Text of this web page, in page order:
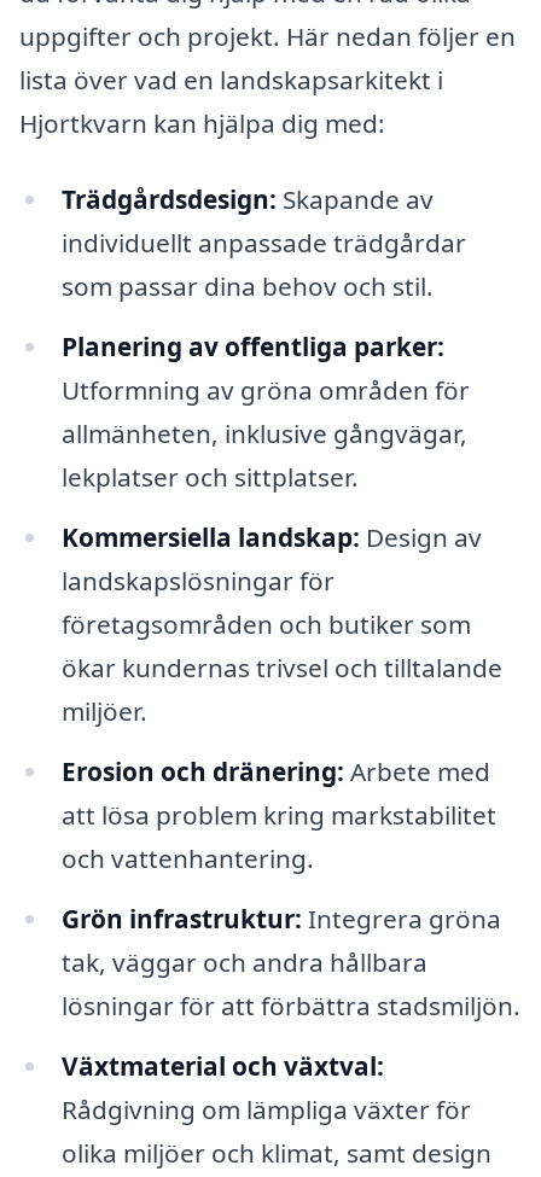
uppgifter och projekt. Här nedan följer en
lista över vad en landskapsarkitekt i
Hjortkvarn kan hjälpa dig med:
Trädgårdsdesign: Skapande av
individuellt anpassade trädgårdar
som passar dina behov och stil.
Planering av offentliga parker:
Utformning av gröna områden för
allmänheten, inklusive gångvägar,
lekplatser och sittplatser.
Kommersiella landskap: Design av
landskapslösningar för
företagsområden och butiker som
ökar kundernas trivsel och tilltalande
miljöer.
Erosion och dränering: Arbete med
att lösa problem kring markstabilitet
och vattenhantering.
Grön infrastruktur: Integrera gröna
tak, väggar och andra hållbara
lösningar för att förbättra stadsmiljön.
Växtmaterial och växtval:
Rådgivning om lämpliga växter för
olika miljöer och klimat, samt design